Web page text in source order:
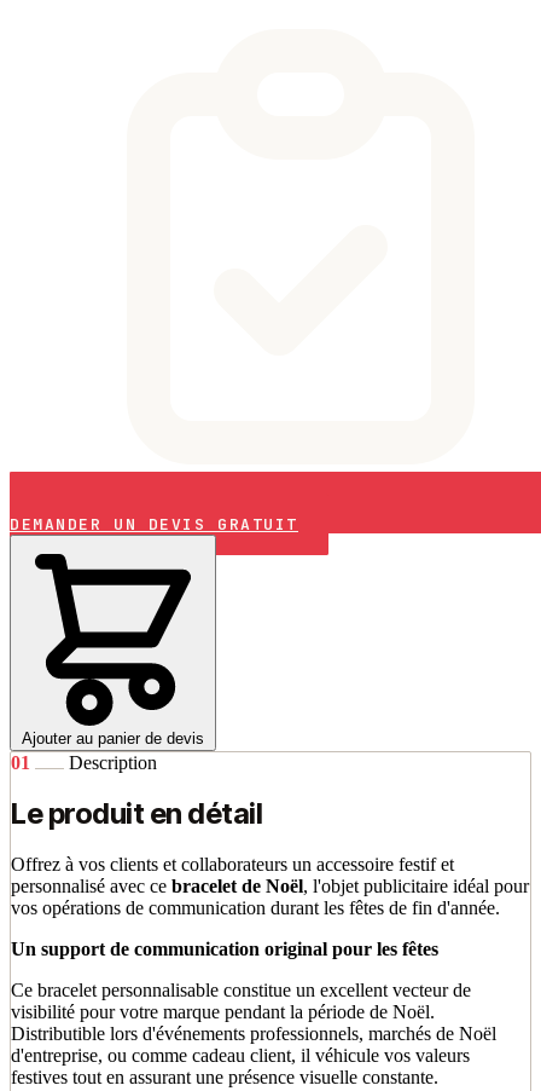
DEMANDER UN DEVIS GRATUIT
Ajouter au panier de devis
01 Description
Le produit en détail
Offrez à vos clients et collaborateurs un accessoire festif et
personnalisé avec ce bracelet de Noël, l'objet publicitaire idéal pour
vos opérations de communication durant les fêtes de fin d'année.
Un support de communication original pour les fêtes
Ce bracelet personnalisable constitue un excellent vecteur de
visibilité pour votre marque pendant la période de Noël.
Distributible lors d'événements professionnels, marchés de Noël
d'entreprise, ou comme cadeau client, il véhicule vos valeurs
festives tout en assurant une présence visuelle constante.